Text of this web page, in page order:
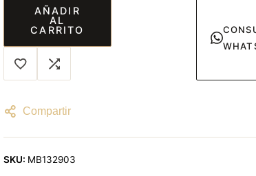
AÑADIR
AL
CARRITO
Compartir
SKU: MB132903